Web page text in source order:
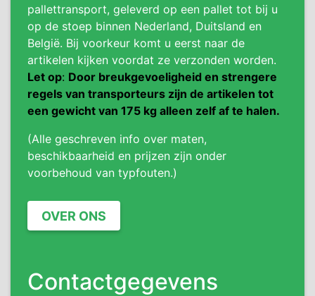
pallettransport, geleverd op een pallet tot bij u
op de stoep binnen Nederland, Duitsland en
België. Bij voorkeur komt u eerst naar de
artikelen kijken voordat ze verzonden worden.
Let op: Door breukgevoeligheid en strengere
regels van transporteurs zijn de artikelen tot
een gewicht van 175 kg alleen zelf af te halen.
(Alle geschreven info over maten,
beschikbaarheid en prijzen zijn onder
voorbehoud van typfouten.)
OVER ONS
Contactgegevens